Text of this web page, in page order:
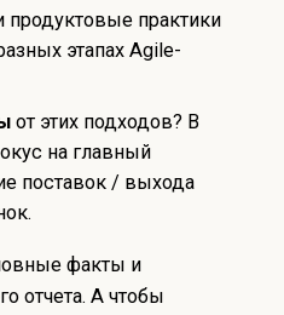
продуктовые практики
этапах Agile-
от этих подходов? В
на главный
поставок / выхода
факты и
отчета. А чтобы